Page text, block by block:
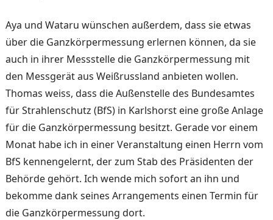
Aya und Wataru wünschen außerdem, dass sie etwas
über die Ganzkörpermessung erlernen können, da sie
auch in ihrer Messstelle die Ganzkörpermessung mit
den Messgerät aus Weißrussland anbieten wollen.
Thomas weiss, dass die Außenstelle des Bundesamtes
für Strahlenschutz (BfS) in Karlshorst eine große Anlage
für die Ganzkörpermessung besitzt. Gerade vor einem
Monat habe ich in einer Veranstaltung einen Herrn vom
BfS kennengelernt, der zum Stab des Präsidenten der
Behörde gehört. Ich wende mich sofort an ihn und
bekomme dank seines Arrangements einen Termin für
die Ganzkörpermessung dort.